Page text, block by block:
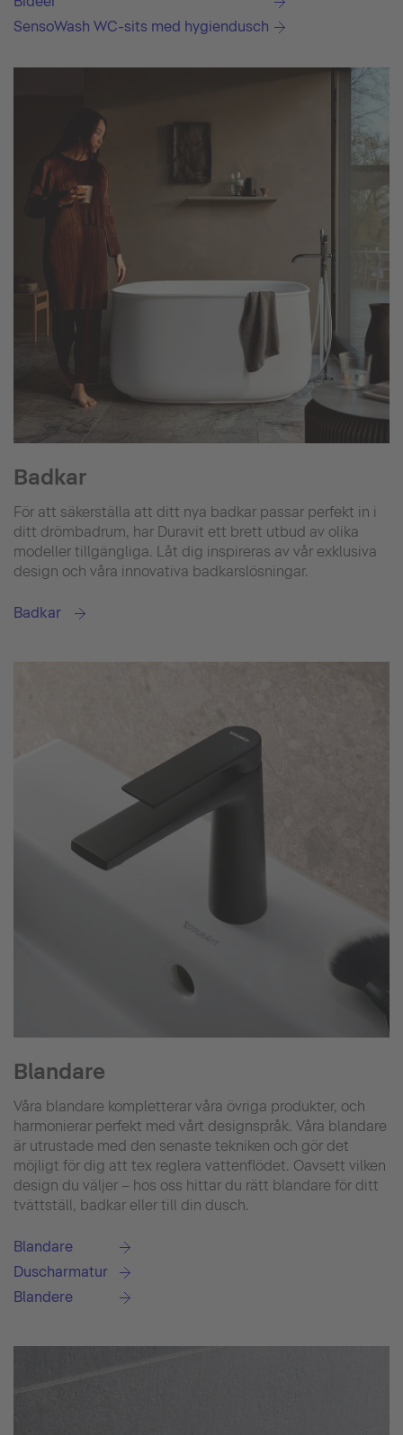
SensoWash WC-sits med hygiendusch
Badkar
För att säkerställa att ditt nya badkar passar perfekt in i
ditt drömbadrum, har Duravit ett brett utbud av olika
modeller tillgängliga. Låt dig inspireras av vår exklusiva
design och våra innovativa badkarslösningar.
Badkar
Blandare
Våra blandare kompletterar våra övriga produkter, och
harmonierar perfekt med vårt designspråk. Våra blandare
är utrustade med den senaste tekniken och gör det
möjligt för dig att tex reglera vattenflödet. Oavsett vilken
design du väljer – hos oss hittar du rätt blandare för ditt
tvättställ, badkar eller till din dusch.
Blandare
Duscharmatur
Blandere